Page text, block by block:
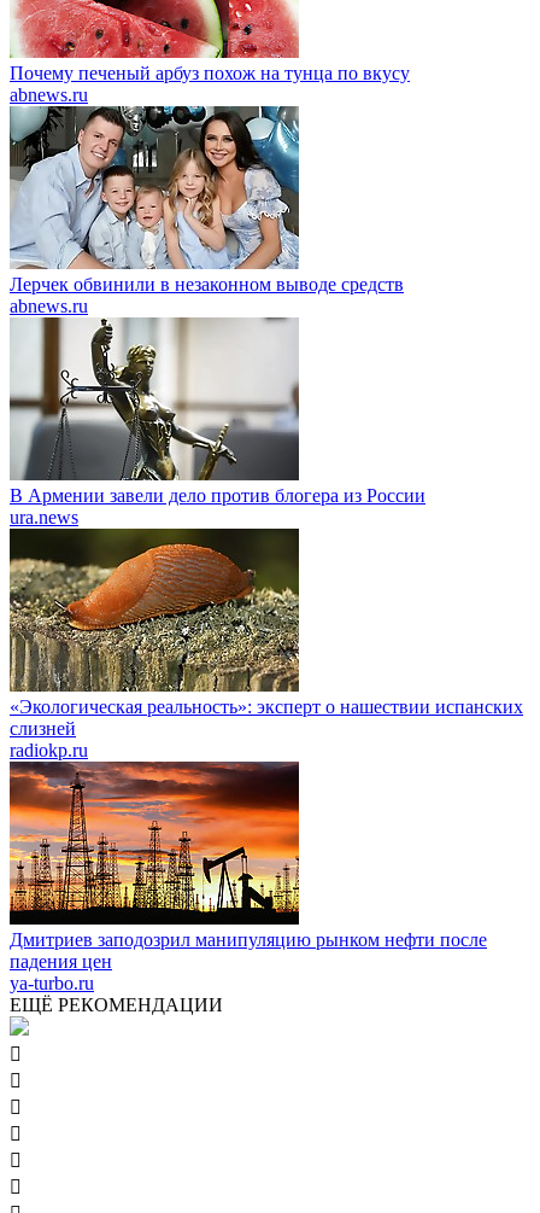
Почему печеный арбуз похож на тунца по вкусу
abnews.ru
Лерчек обвинили в незаконном выводе средств
abnews.ru
В Армении завели дело против блогера из России
ura.news
«Экологическая реальность»: эксперт о нашествии испанских
слизней
radiokp.ru
Дмитриев заподозрил манипуляцию рынком нефти после
падения цен
ya-turbo.ru
ЕЩЁ РЕКОМЕНДАЦИИ





